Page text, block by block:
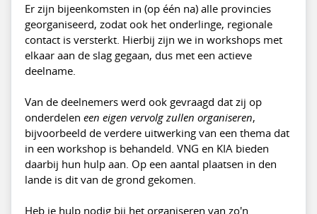
Er zijn bijeenkomsten in (op één na) alle provincies
georganiseerd, zodat ook het onderlinge, regionale
contact is versterkt. Hierbij zijn we in workshops met
elkaar aan de slag gegaan, dus met een actieve
deelname.
Van de deelnemers werd ook gevraagd dat zij op
onderdelen een eigen vervolg zullen organiseren,
bijvoorbeeld de verdere uitwerking van een thema dat
in een workshop is behandeld. VNG en KIA bieden
daarbij hun hulp aan. Op een aantal plaatsen in den
lande is dit van de grond gekomen.
Heb je hulp nodig bij het organiseren van zo'n